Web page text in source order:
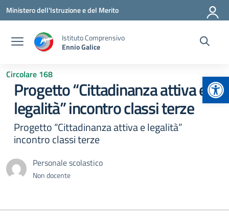
Vai ai contenuti
Vai al menu di navigazione
Vai al footer
Ministero dell'Istruzione e del Merito
Istituto Comprensivo
Ennio Galice
Circolare 168
Progetto “Cittadinanza attiva e
legalità” incontro classi terze
Progetto “Cittadinanza attiva e legalità”
incontro classi terze
Personale scolastico
Non docente